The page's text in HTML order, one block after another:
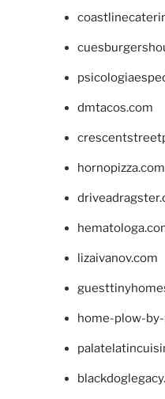
dmtacos.com
hornopizza.com
lizaivanov.com
home-plow-